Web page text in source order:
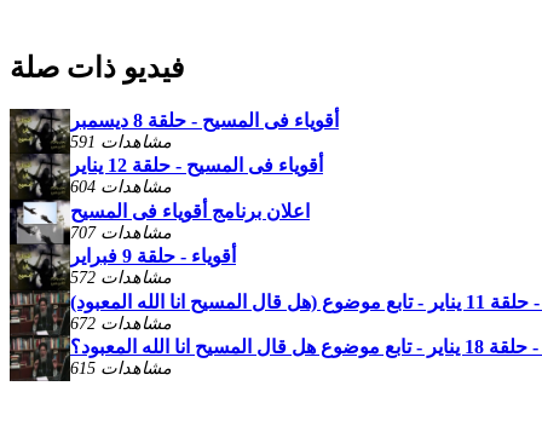
فيديو ذات صلة
أقوياء فى المسيح - حلقة 8 ديسمبر
591 مشاهدات
أقوياء فى المسيح - حلقة 12 يناير
604 مشاهدات
اعلان برنامج أقوياء فى المسيح
707 مشاهدات
أقوياء - حلقة 9 فبراير
572 مشاهدات
المسيح انا الله المعبود)
672 مشاهدات
المسيح انا الله المعبود؟
615 مشاهدات